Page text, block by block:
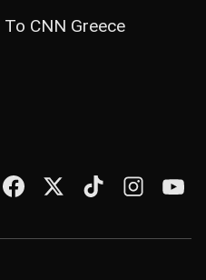
Το CNN Greece